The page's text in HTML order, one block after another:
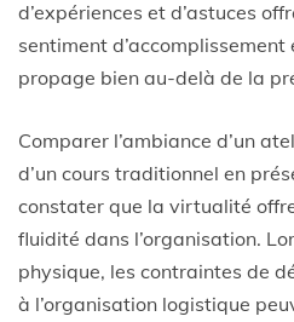
d’expériences et d’astuces
sentiment
propage bien au-delà de la
Comparer l’ambiance d’un
d’un cours traditionnel en
constater que la virtualité
fluidité dans l’organisation.
physique, les contraintes de
à l’organisation logistique